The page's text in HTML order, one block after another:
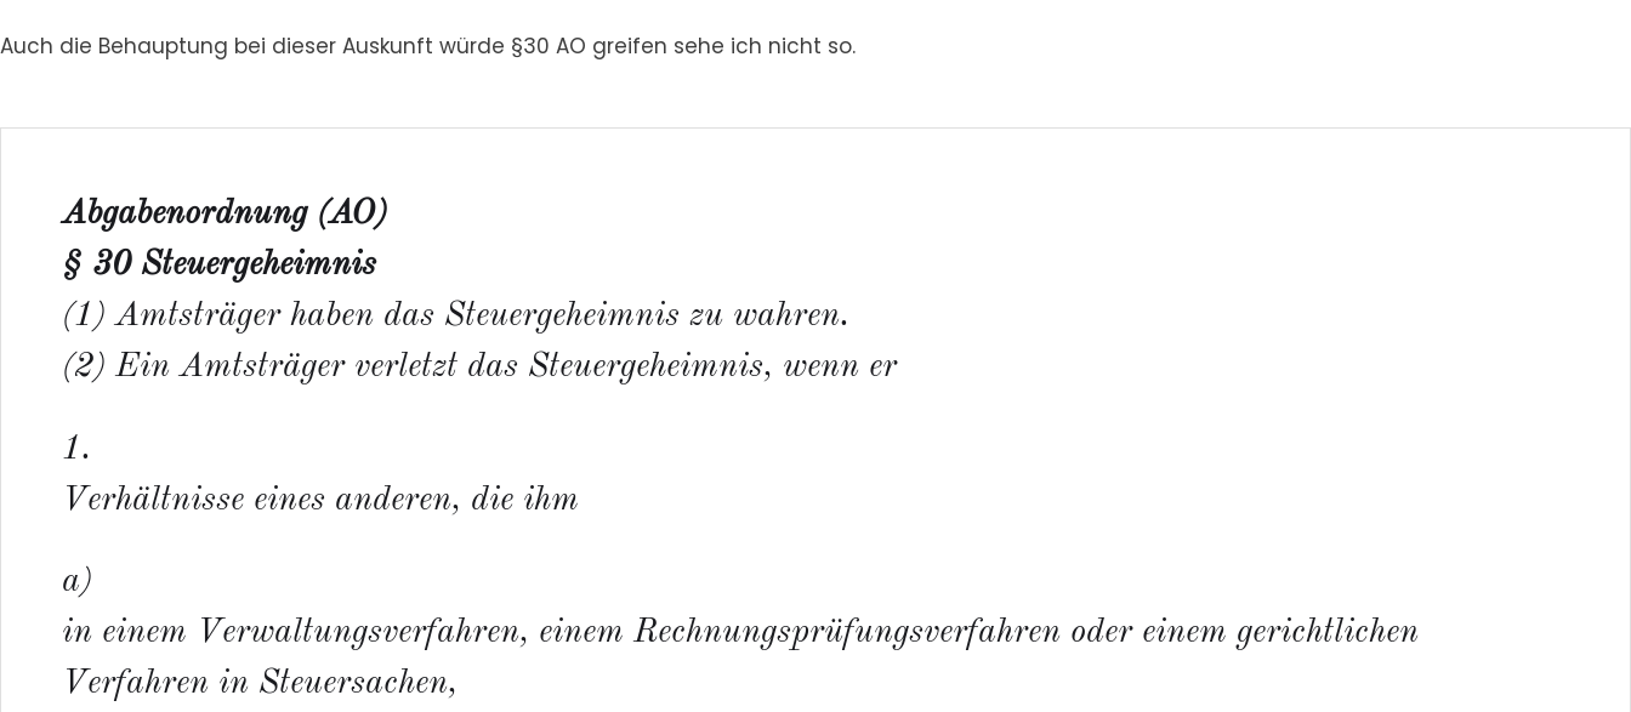
Auch die Behauptung bei dieser Auskunft würde §30 AO greifen sehe ich nicht so.
Abgabenordnung (AO)
§ 30 Steuergeheimnis
(1) Amtsträger haben das Steuergeheimnis zu wahren.
(2) Ein Amtsträger verletzt das Steuergeheimnis, wenn er
1.
Verhältnisse eines anderen, die ihm
a)
in einem Verwaltungsverfahren, einem Rechnungsprüfungsverfahren oder einem gerichtlichen
Verfahren in Steuersachen,